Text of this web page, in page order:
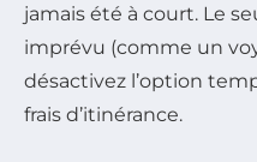
jamais été à court. Le
imprévu (comme un
désactivez l’option
frais d’itinérance.